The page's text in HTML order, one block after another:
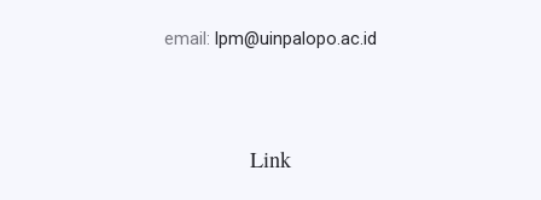
email: lpm@uinpalopo.ac.id
Link